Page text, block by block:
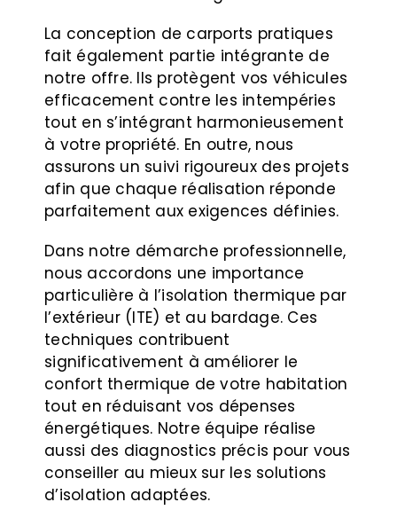
La conception de carports pratiques
fait également partie intégrante de
notre offre. Ils protègent vos véhicules
efficacement contre les intempéries
tout en s’intégrant harmonieusement
à votre propriété. En outre, nous
assurons un suivi rigoureux des projets
afin que chaque réalisation réponde
parfaitement aux exigences définies.
Dans notre démarche professionnelle,
nous accordons une importance
particulière à l’isolation thermique par
l’extérieur (ITE) et au bardage. Ces
techniques contribuent
significativement à améliorer le
confort thermique de votre habitation
tout en réduisant vos dépenses
énergétiques. Notre équipe réalise
aussi des diagnostics précis pour vous
conseiller au mieux sur les solutions
d’isolation adaptées.